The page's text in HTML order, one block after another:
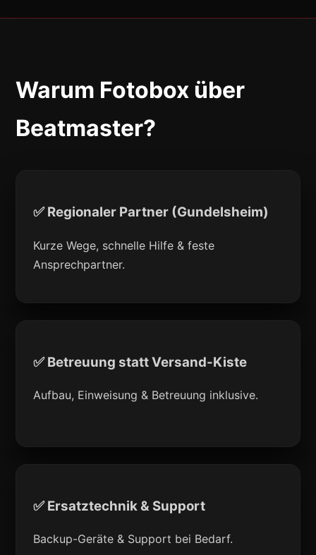
Warum Fotobox über
Beatmaster?
✅ Regionaler Partner (Gundelsheim)
Kurze Wege, schnelle Hilfe & feste
Ansprechpartner.
✅ Betreuung statt Versand-Kiste
Aufbau, Einweisung & Betreuung inklusive.
✅ Ersatztechnik & Support
Backup-Geräte & Support bei Bedarf.